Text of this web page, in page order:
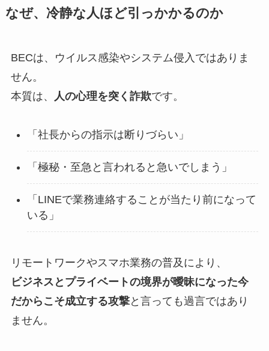
なぜ、冷静な人ほど引っかかるのか
BECは、ウイルス感染やシステム侵入ではありま
せん。
本質は、
人の心理を突く詐欺です。
「社長からの指示は断りづらい」
「極秘・至急と言われると急いでしまう」
「LINEで業務連絡することが当たり前になって
いる」
リモートワークやスマホ業務の普及により、
ビジネスとプライベートの境界が曖昧になった今
だからこそ成立する攻撃と言っても過言ではあり
ません。